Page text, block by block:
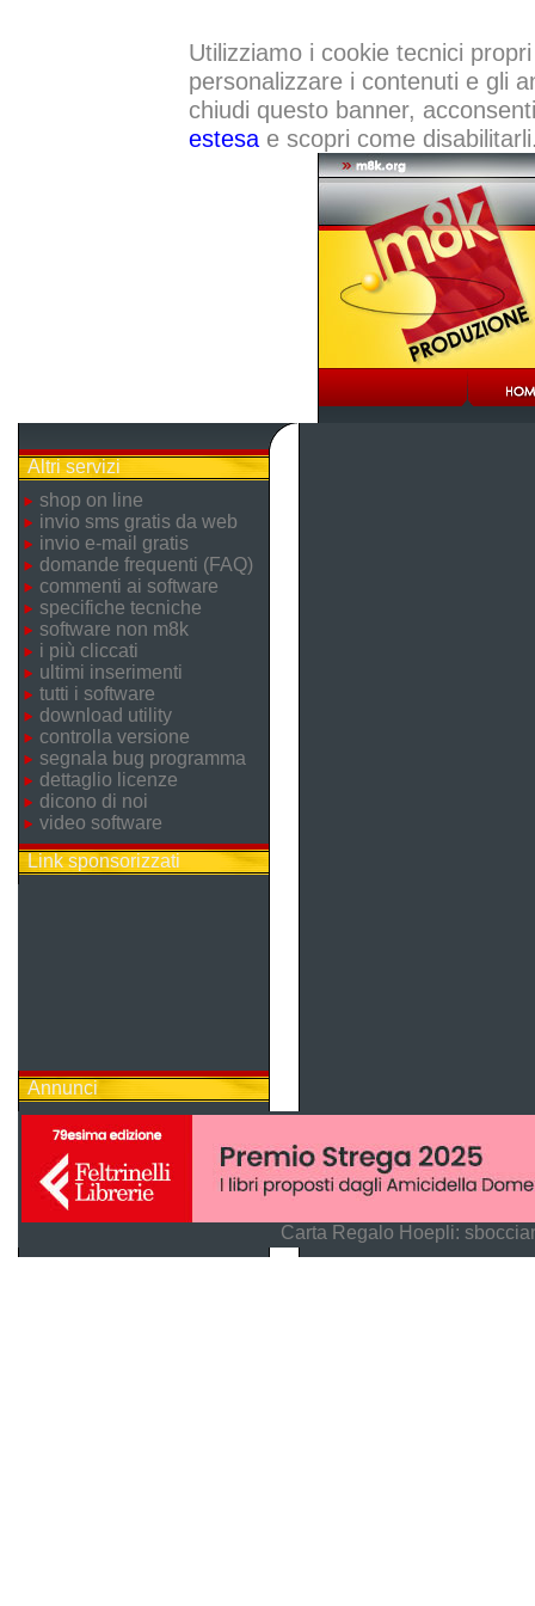
Utilizziamo i cookie tecnici
personalizzare i contenuti e gli
chiudi questo banner,
estesae scopri come
Altri servizi
shop on line
invio sms gratis da web
invio e-mail gratis
domande frequenti (FAQ)
commenti ai software
specifiche tecniche
software non m8k
i più cliccati
ultimi inserimenti
tutti i software
download utility
controlla versione
segnala bug programma
dettaglio licenze
dicono di noi
video software
Link sponsorizzati
Annunci
Carta Regalo Hoepli: